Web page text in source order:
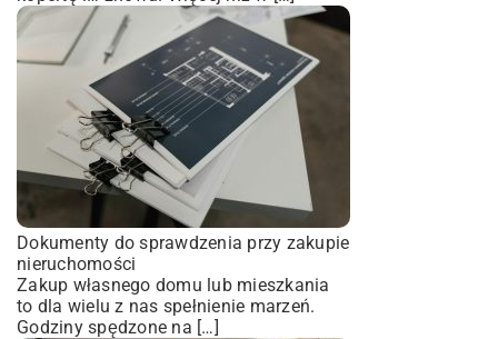
Dokumenty do sprawdzenia przy zakupie
nieruchomości
Zakup własnego domu lub mieszkania
to dla wielu z nas spełnienie marzeń.
Godziny spędzone na […]